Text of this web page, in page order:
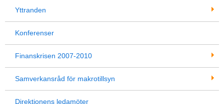
Yttranden
Konferenser
Finanskrisen 2007-2010
Samverkansråd för makrotillsyn
Direktionens ledamöter